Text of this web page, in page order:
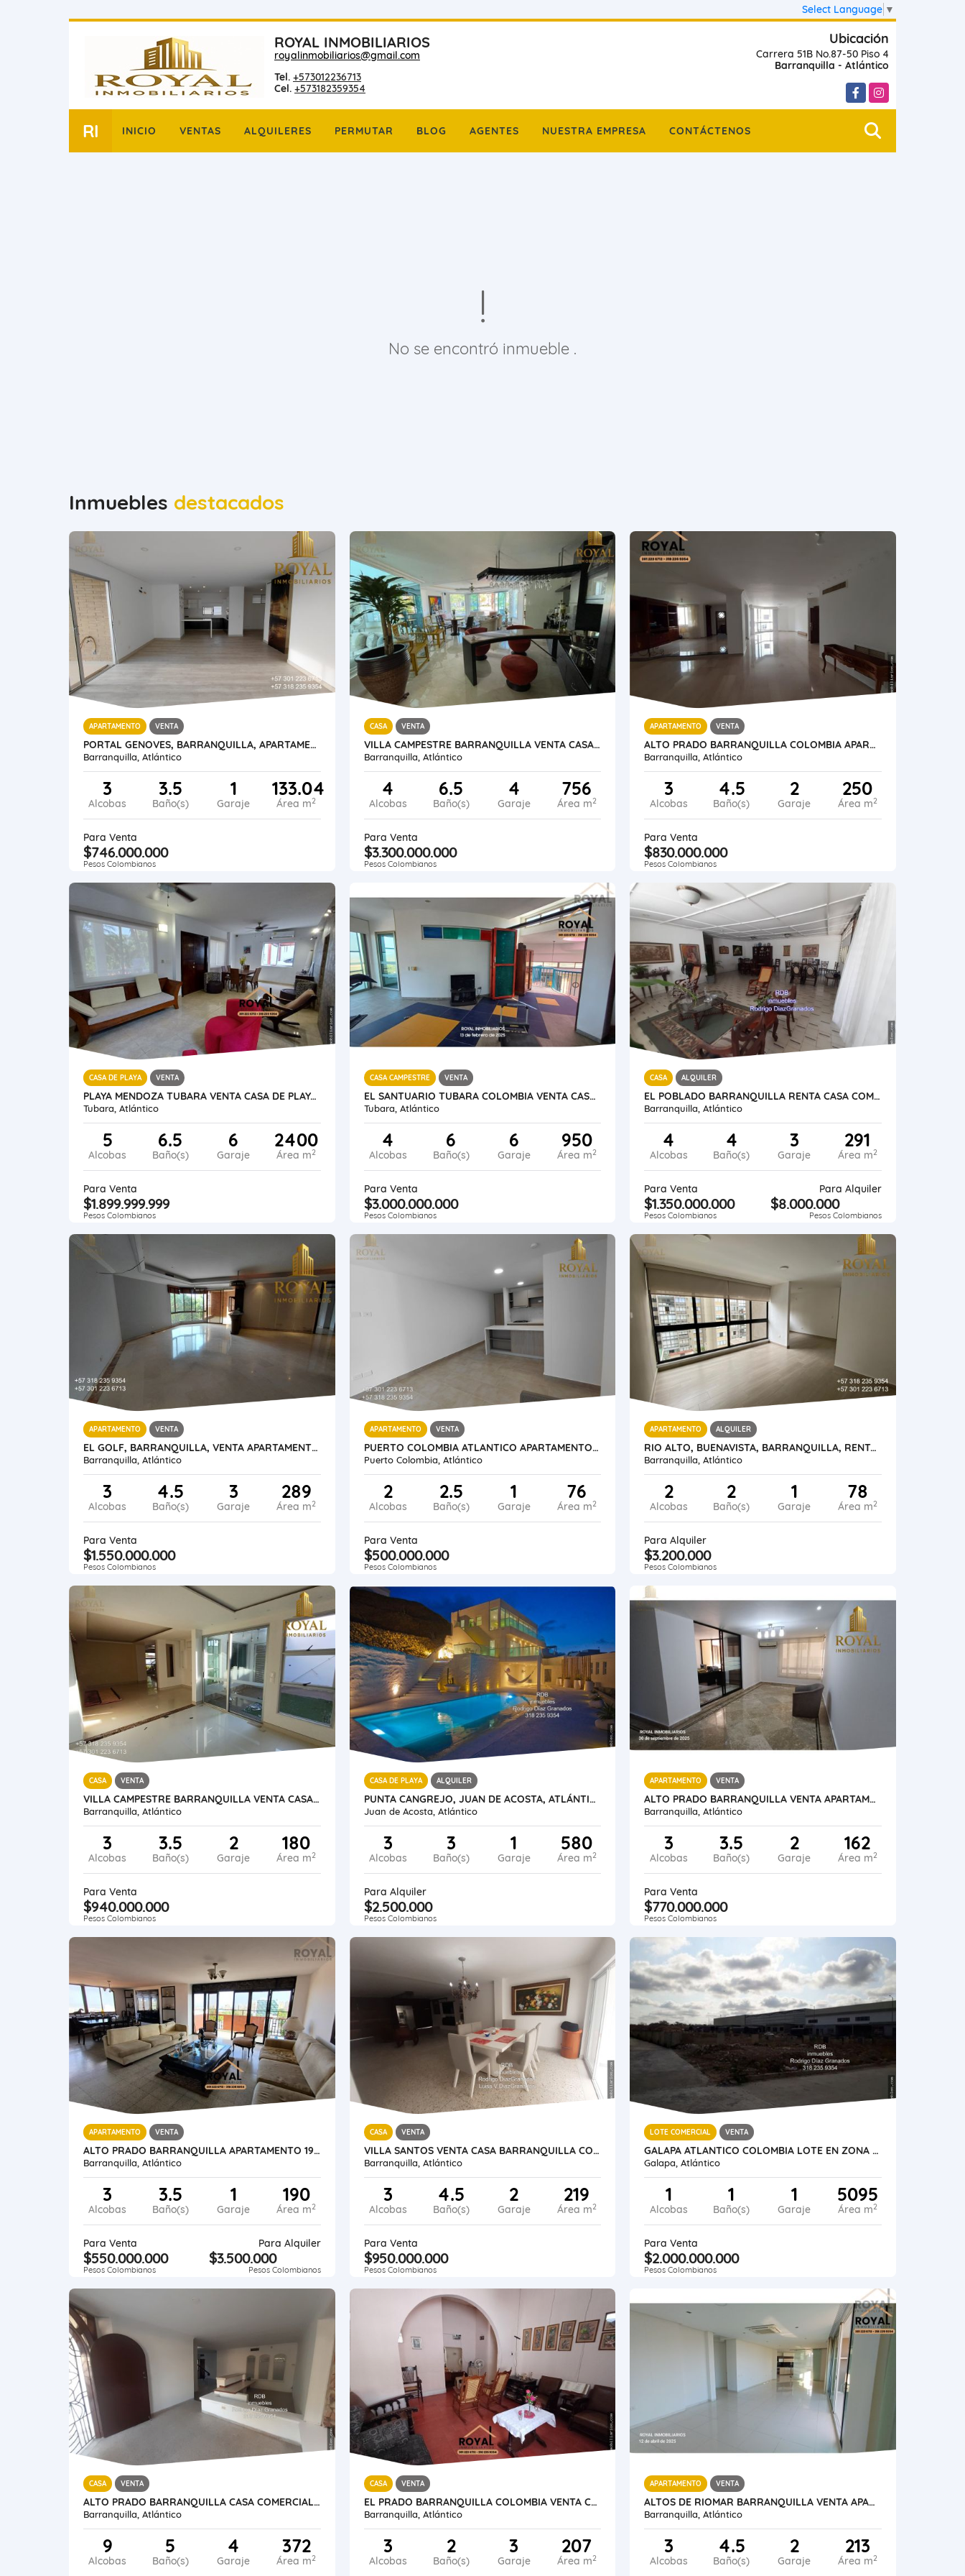
Select Language ▼
ROYAL INMOBILIARIOS
royalinmobiliarios@gmail.com
Tel. +573012236713
Cel. +573182359354
Ubicación
Carrera 51B No.87-50 Piso 4
Barranquilla - Atlántico
FacebookInstagram
RI INICIO VENTAS ALQUILERES PERMUTAR BLOG AGENTES NUESTRA EMPRESA CONTÁCTENOS
No se encontró inmueble .
Inmuebles destacados
APARTAMENTO VENTA
PORTAL GENOVES, BARRANQUILLA, APARTAMENTO 133 M2, ESTRATO 5
Barranquilla, Atlántico
3
Alcobas
3.5
Baño(s)
1
Garaje
133.04
Área m2
Para Venta
$746.000.000
Pesos Colombianos
CASA VENTA
VILLA CAMPESTRE BARRANQUILLA VENTA CASA DE LUJO 756 M2
Barranquilla, Atlántico
4
Alcobas
6.5
Baño(s)
4
Garaje
756
Área m2
Para Venta
$3.300.000.000
Pesos Colombianos
APARTAMENTO VENTA
ALTO PRADO BARRANQUILLA COLOMBIA APARTAMENTO 250 M2 + TERRAZA 50 M2
Barranquilla, Atlántico
3
Alcobas
4.5
Baño(s)
2
Garaje
250
Área m2
Para Venta
$830.000.000
Pesos Colombianos
CASA DE PLAYA VENTA
PLAYA MENDOZA TUBARA VENTA CASA DE PLAYA O CABAÑA CAMPESTRE
Tubara, Atlántico
5
Alcobas
6.5
Baño(s)
6
Garaje
2400
Área m2
Para Venta
$1.899.999.999
Pesos Colombianos
CASA CAMPESTRE VENTA
EL SANTUARIO TUBARA COLOMBIA VENTA CASA CAMPESTRE 950 M2 LOTE 1200 M2
Tubara, Atlántico
4
Alcobas
6
Baño(s)
6
Garaje
950
Área m2
Para Venta
$3.000.000.000
Pesos Colombianos
CASA ALQUILER
EL POBLADO BARRANQUILLA RENTA CASA COMERCIAL 565 METROS
Barranquilla, Atlántico
4
Alcobas
4
Baño(s)
3
Garaje
291
Área m2
Para Venta
$1.350.000.000
Pesos Colombianos
Para Alquiler
$8.000.000
Pesos Colombianos
APARTAMENTO VENTA
EL GOLF, BARRANQUILLA, VENTA APARTAMENTO, 289 METROS
Barranquilla, Atlántico
3
Alcobas
4.5
Baño(s)
3
Garaje
289
Área m2
Para Venta
$1.550.000.000
Pesos Colombianos
APARTAMENTO VENTA
PUERTO COLOMBIA ATLANTICO APARTAMENTO 76 METROS PISO ALTO
Puerto Colombia, Atlántico
2
Alcobas
2.5
Baño(s)
1
Garaje
76
Área m2
Para Venta
$500.000.000
Pesos Colombianos
APARTAMENTO ALQUILER
RIO ALTO, BUENAVISTA, BARRANQUILLA, RENTA APARTAMENTO 78 METROS
Barranquilla, Atlántico
2
Alcobas
2
Baño(s)
1
Garaje
78
Área m2
Para Alquiler
$3.200.000
Pesos Colombianos
CASA VENTA
VILLA CAMPESTRE BARRANQUILLA VENTA CASA DE 180 METROS
Barranquilla, Atlántico
3
Alcobas
3.5
Baño(s)
2
Garaje
180
Área m2
Para Venta
$940.000.000
Pesos Colombianos
CASA DE PLAYA ALQUILER
PUNTA CANGREJO, JUAN DE ACOSTA, ATLÁNTICO, COLOMBIA, CASA LUXURY
Juan de Acosta, Atlántico
3
Alcobas
3
Baño(s)
1
Garaje
580
Área m2
Para Alquiler
$2.500.000
Pesos Colombianos
APARTAMENTO VENTA
ALTO PRADO BARRANQUILLA VENTA APARTAMENTO 162 METROS
Barranquilla, Atlántico
3
Alcobas
3.5
Baño(s)
2
Garaje
162
Área m2
Para Venta
$770.000.000
Pesos Colombianos
APARTAMENTO VENTA
ALTO PRADO BARRANQUILLA APARTAMENTO 190 METROS ESTRATO 4 PISO ALTO
Barranquilla, Atlántico
3
Alcobas
3.5
Baño(s)
1
Garaje
190
Área m2
Para Venta
$550.000.000
Pesos Colombianos
Para Alquiler
$3.500.000
Pesos Colombianos
CASA VENTA
VILLA SANTOS VENTA CASA BARRANQUILLA COLOMBIA 219 M2
Barranquilla, Atlántico
3
Alcobas
4.5
Baño(s)
2
Garaje
219
Área m2
Para Venta
$950.000.000
Pesos Colombianos
LOTE COMERCIAL VENTA
GALAPA ATLANTICO COLOMBIA LOTE EN ZONA FRANCA IDEAL PARA BODEGA
Galapa, Atlántico
1
Alcobas
1
Baño(s)
1
Garaje
5095
Área m2
Para Venta
$2.000.000.000
Pesos Colombianos
CASA VENTA
ALTO PRADO BARRANQUILLA CASA COMERCIAL 372 M2 LOTE 320 M2 ESTRATO 4
Barranquilla, Atlántico
9
Alcobas
5
Baño(s)
4
Garaje
372
Área m2
CASA VENTA
EL PRADO BARRANQUILLA COLOMBIA VENTA CASA 207 M2 LOTE 442 M2 ESTRATO 4
Barranquilla, Atlántico
3
Alcobas
2
Baño(s)
3
Garaje
207
Área m2
APARTAMENTO VENTA
ALTOS DE RIOMAR BARRANQUILLA VENTA APARTAMENTO 213 M2
Barranquilla, Atlántico
3
Alcobas
4.5
Baño(s)
2
Garaje
213
Área m2